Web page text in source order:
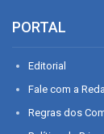
PORTAL
Editorial
Fale com a
Regras dos